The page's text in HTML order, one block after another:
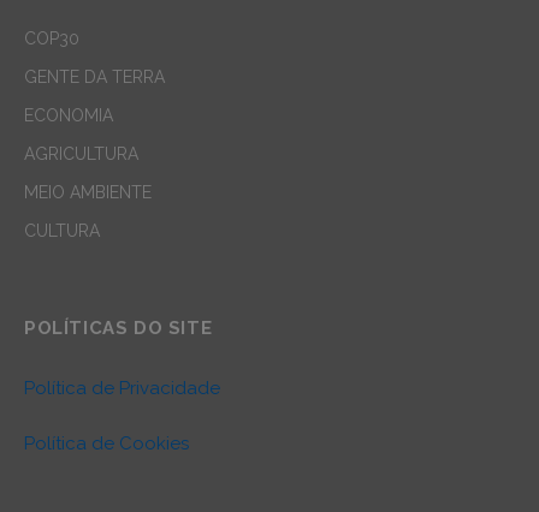
COP30
GENTE DA TERRA
ECONOMIA
AGRICULTURA
MEIO AMBIENTE
CULTURA
POLÍTICAS DO SITE
Política de Privacidade
Política de Cookies